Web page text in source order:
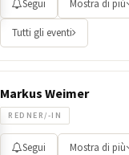
Segui Mostra di più
Tutti gli eventi
Markus Weimer
REDNER/-IN
Segui Mostra di più